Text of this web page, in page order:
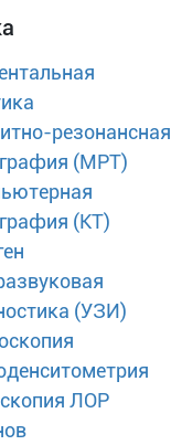
резонансная
(МРТ)
(КТ)
(УЗИ)
ЛОР